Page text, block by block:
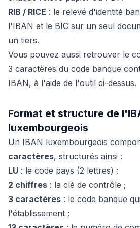
RIB / RICE : le relevé d'identité
l'IBAN et le BIC sur un seul
un tiers.
Vous pouvez aussi retrouver le
3 caractères du code banque
IBAN, à l'aide de l'outil ci-dessus.
Format et structure de
luxembourgeois
Un IBAN luxembourgeois
caractères, structurés ainsi :
LU : le code pays (2 lettres) ;
2 chiffres : la clé de contrôle ;
3 caractères : le code banque
l'établissement ;